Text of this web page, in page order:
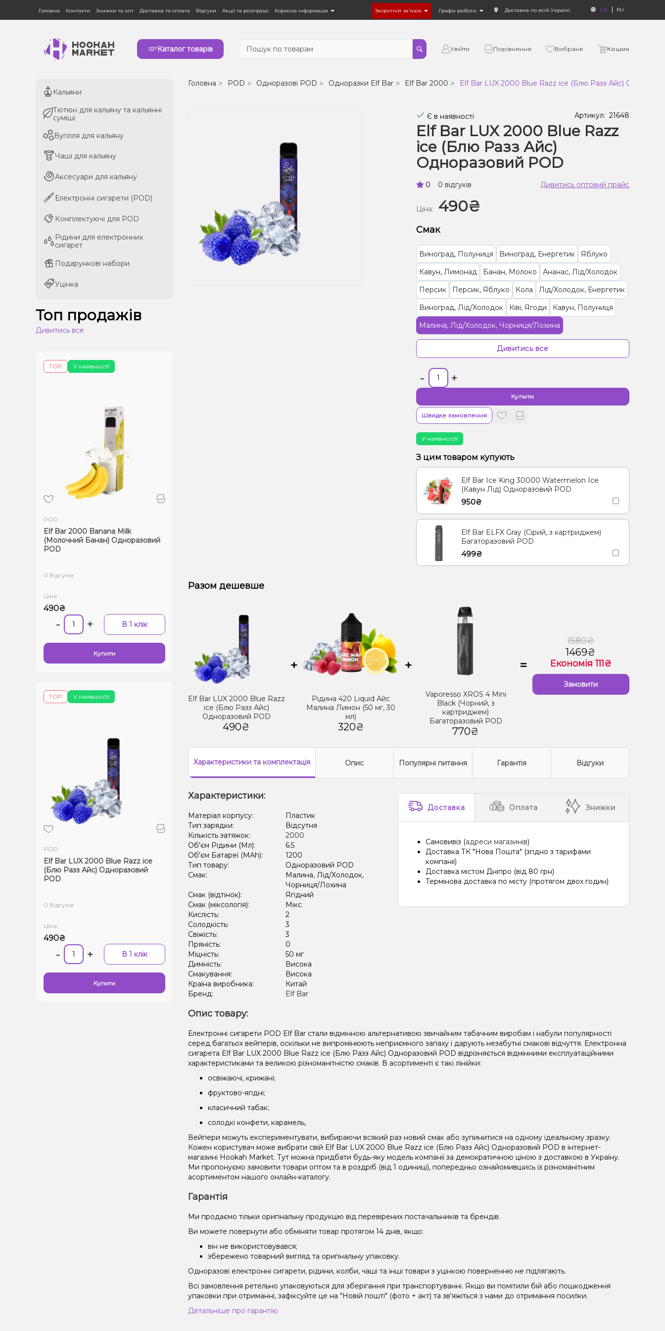
Головна Контакти Знижки та опт Доставка та оплата Відгуки Акції та розіграші Корисна інформація Зворотній зв'язок Графік роботи: Доставка по всій Україні UA RU
Каталог товарів Увійти Порівняння Вибране Кошик
Кальяни
Тютюн для кальяну та кальянні
суміші
Вугілля для кальяну
Чаші для кальяну
Аксесуари для кальяну
Електронні сигарети (POD)
Комплектуючі для POD
Рідини для електронних
сигарет
Подарункові набори
Уцінка
Кальяни
Тютюн для кальяну та кальянні
суміші
Вугілля для кальяну
Чаші для кальяну
Аксесуари для кальяну
Електронні сигарети (POD)
Комплектуючі для POD
Рідини для електронних
сигарет
Подарункові набори
Уцінка
Топ продажів
Дивитись все
У наявності
TOP
POD
Elf Bar 2000 Banana Milk
(Молочний Банан) Одноразовий
POD
0 Відгуків
Ціна:
490₴
- + В 1 клік
Купити
У наявності
TOP
POD
Elf Bar LUX 2000 Blue Razz ice
(Блю Разз Айс) Одноразовий
POD
0 Відгуків
Ціна:
490₴
- + В 1 клік
Купити
Головна POD Одноразові POD Одноразки Elf Bar Elf Bar 2000 Elf Bar LUX 2000 Blue Razz ice (Блю Разз Айс)
Є в наявності Артикул: 21648
Elf Bar LUX 2000 Blue Razz
ice (Блю Разз Айс)
Одноразовий POD
0 0 відгуків Дивитись оптовий прайс
Ціна: 490₴
Смак
Виноград, Полуниця Виноград, Енергетик
Яблуко
Кавун, Лимонад
Банан, Молоко
Ананас, Лід/Холодок
Персик
Персик, Яблуко Кола
Лід/Холодок, Енергетик
Виноград, Лід/Холодок
Ківі, Ягоди
Кавун, Полуниця
Малина, Лід/Холодок, Чорниця/Лохина
Гуава, Ківі, Маракуя
Гуава, Манго, Персик
Кавун, Манго, Персик
Ананас, Манго, Персик
Апельсин, Ананас, Манго
Дивитись все
- +
Купити
Швидке замовлення
У наявності
З цим товаром купують
Elf Bar Ice King 30000 Watermelon Ice
(Кавун Лід) Одноразовий POD
950₴
Elf Bar ELFX Gray (Сірий, з картриджем)
Багаторазовий POD
499₴
Разом дешевше
Elf Bar LUX 2000 Blue Razz
ice (Блю Разз Айс)
Одноразовий POD
490₴
+
Рідина 420 Liquid Айс
Малина Лимон (50 мг, 30
мл)
320₴
+
Vaporesso XROS 4 Mini
Black (Чорний, з
картриджем)
Багаторазовий POD
770₴
=
1580₴
1469₴
Економія 111₴
Замовити
Характеристикита комплектація Опис Популярні питання Гарантія Відгуки
Характеристики:
Матеріал корпусу:
Пластик
Тип зарядки:
Відсутня
Кількість затяжок:
2000
Об'єм Рідини (Мл):
6.5
Об'єм Батареї (MAh):
1200
Тип товару:
Одноразовий POD
Смак:
Малина, Лід/Холодок,
Чорниця/Лохина
Смак (відтінок):
Ягідний
Смак (міксологія):
Мікс
Кислість:
2
Солодкість:
3
Свіжість:
3
Пряність:
0
Міцність:
50 мг
Димність:
Висока
Смакування:
Висока
Країна виробника:
Китай
Бренд:
Elf Bar
Доставка Оплата Знижки
Самовивіз (адреси магазинів)
Доставка ТК "Нова Пошта" (згідно з тарифами
компанії)
Доставка містом Дніпро (від 80 грн)
Термінова доставка по місту (протягом двох годин)
Опис товару:
Електронні сигарети POD Elf Bar стали відмінною альтернативою звичайним табачним виробам і набули популярності
серед багатьох вейперів, оскільки не випромінюють неприємного запаху і дарують незабутні смакові відчуття. Електронна
сигарета Elf Bar LUX 2000 Blue Razz ice (Блю Разз Айс) Одноразовий POD відрізняється відмінними експлуатаційними
характеристиками та великою різноманітністю смаків. В асортименті є такі лінійки:
освіжаючі, крижані;
фруктово-ягідні;
класичний табак;
солодкі конфети, карамель,
Вейпери можуть експериментувати, вибираючи всякий раз новий смак або зупинитися на одному ідеальному зразку.
Кожен користувач може вибрати свій Elf Bar LUX 2000 Blue Razz ice (Блю Разз Айс) Одноразовий POD в інтернет-
магазині Hookah Market. Тут можна придбати будь-яку модель компанії за демократичною ціною з доставкою в Україну.
Ми пропонуємо замовити товари оптом та в роздріб (від 1 одиниці), попередньо ознайомившись із різноманітним
асортиментом нашого онлайн-каталогу.
Гарантія
Ми продаємо тільки оригінальну продукцію від перевірених постачальників та брендів.
Ви можете повернути або обміняти товар протягом 14 днів, якщо:
він не використовувався;
збережено товарний вигляд та оригінальну упаковку.
Одноразові електронні сигарети, рідини, колби, чаші та інші товари з уцінкою поверненню не підлягають.
Всі замовлення ретельно упаковуються для зберігання при транспортуванні. Якщо ви помітили бій або пошкодження
упаковки при отриманні, зафіксуйте це на "Новій пошті" (фото + акт) та зв'яжіться з нами до отримання посилки.
Детальніше про гарантію